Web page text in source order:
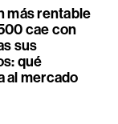
más rentable
cae con
sus
qué
al mercado